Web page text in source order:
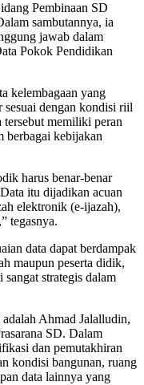
Pembinaan SD
sambutannya, ia
jawab dalam
Pokok Pendidikan
kelembagaan yang
sesuai dengan kondisi riil
tersebut memiliki peran
berbagai kebijakan
harus benar-benar
itu dijadikan acuan
elektronik (e-ijazah),
tegasnya.
data dapat berdampak
maupun peserta didik,
strategis dalam
Ahmad Jalalludin,
SD. Dalam
dan pemutakhiran
kondisi bangunan, ruang
data lainnya yang